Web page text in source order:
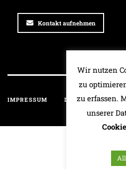
Kontakt aufnehmen
IMPRESSUM DATENSCHUTZ
Wir nutzen
zu
zu erfassen.
unserer